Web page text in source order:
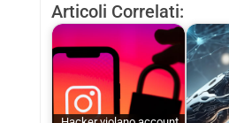
Articoli Correlati: